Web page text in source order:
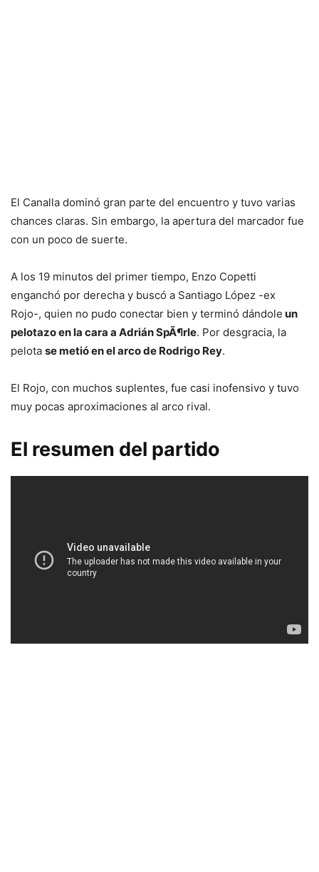
El Canalla dominó gran parte del encuentro y tuvo varias
chances claras. Sin embargo, la apertura del marcador fue
con un poco de suerte.
A los 19 minutos del primer tiempo, Enzo Copetti
enganchó por derecha y buscó a Santiago López -ex
Rojo-, quien no pudo conectar bien y terminó dándole un
pelotazo en la cara a Adrián SpÃ¶rle. Por desgracia, la
pelota se metió en el arco de Rodrigo Rey.
El Rojo, con muchos suplentes, fue casi inofensivo y tuvo
muy pocas aproximaciones al arco rival.
El resumen del partido